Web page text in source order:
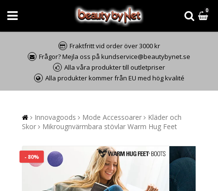
0
Fraktfritt vid order över 3000 kr
Frågor? Mejla oss på kundservice@beautybynet.se
Alla våra produkter till outletpriser
Alla produkter kommer från EU med hög kvalité
Innovagoods Mode Accessoarer
Kläder och
Skor
Mikrougnvärmbara stövlar Warm Hug Feet
- 80%